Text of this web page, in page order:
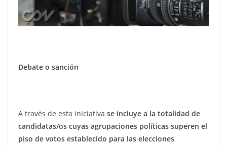
Debate o sanción
A través de esta iniciativa se incluye a la totalidad de
candidatas/os cuyas agrupaciones políticas superen el
piso de votos establecido para las elecciones